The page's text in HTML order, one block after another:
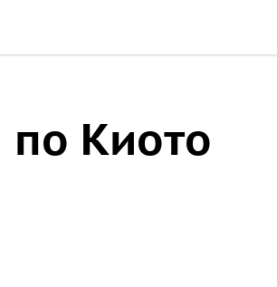
по Киото